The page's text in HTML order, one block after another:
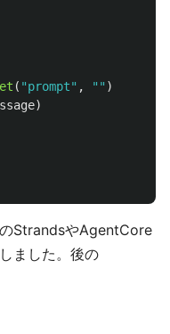
( "prompt" , "" )
)
StrandsやAgentCore
ました。後の